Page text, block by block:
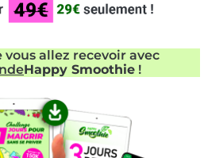
allez recevoir avec
Happy Smoothie !